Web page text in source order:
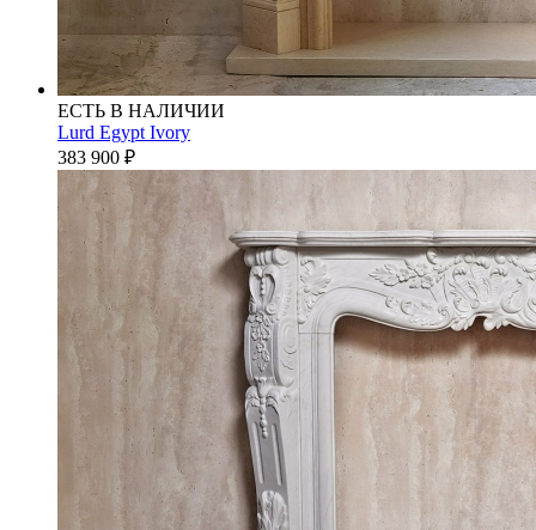
ЕСТЬ В НАЛИЧИИ
Lurd Egypt Ivory
383 900 ₽